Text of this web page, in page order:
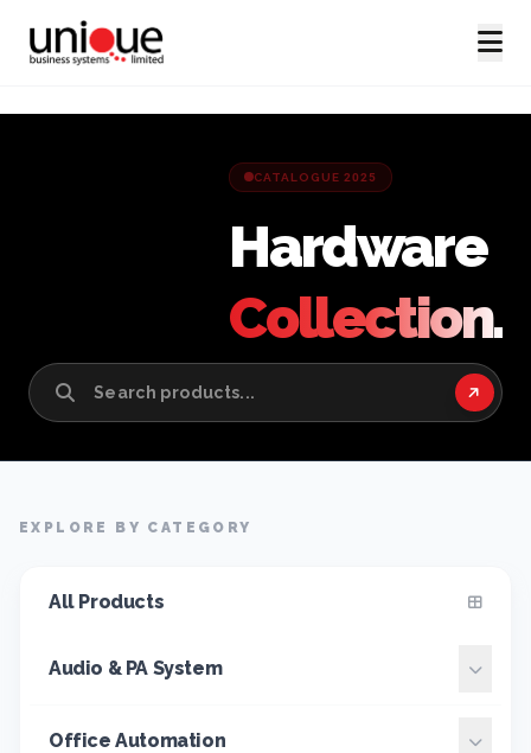
CATALOGUE 2025
Hardware
Collection.
EXPLORE BY CATEGORY
All Products
Audio & PA System
Office Automation